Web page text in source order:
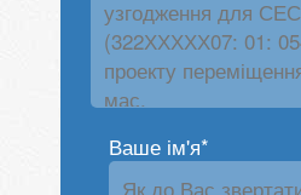
Ваше ім'я*